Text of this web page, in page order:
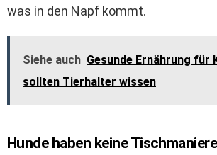
was in den Napf kommt.
Siehe auch Gesunde Ernährung für
sollten Tierhalter wissen
Hunde haben keine